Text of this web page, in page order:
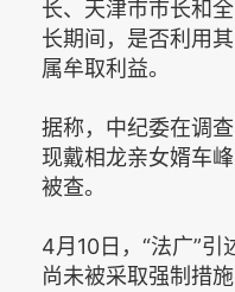
长、天津市市长和
长期间，是否利用
属牟取利益。
据称，中纪委在调
现戴相龙亲女婿车
被查。
4月10日，“法广”
尚未被采取强制措